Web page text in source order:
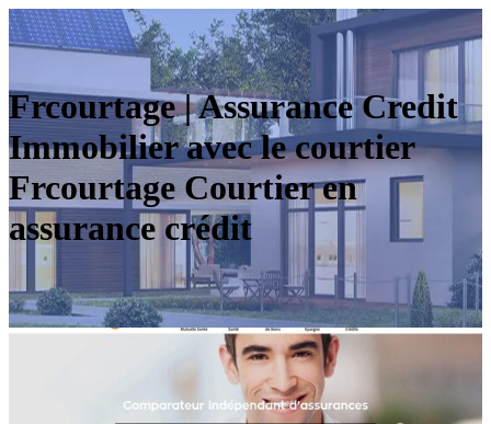
Frcourtage | Assurance Credit
Immobilier avec le courtier
Frcourtage Courtier en
assurance crédit